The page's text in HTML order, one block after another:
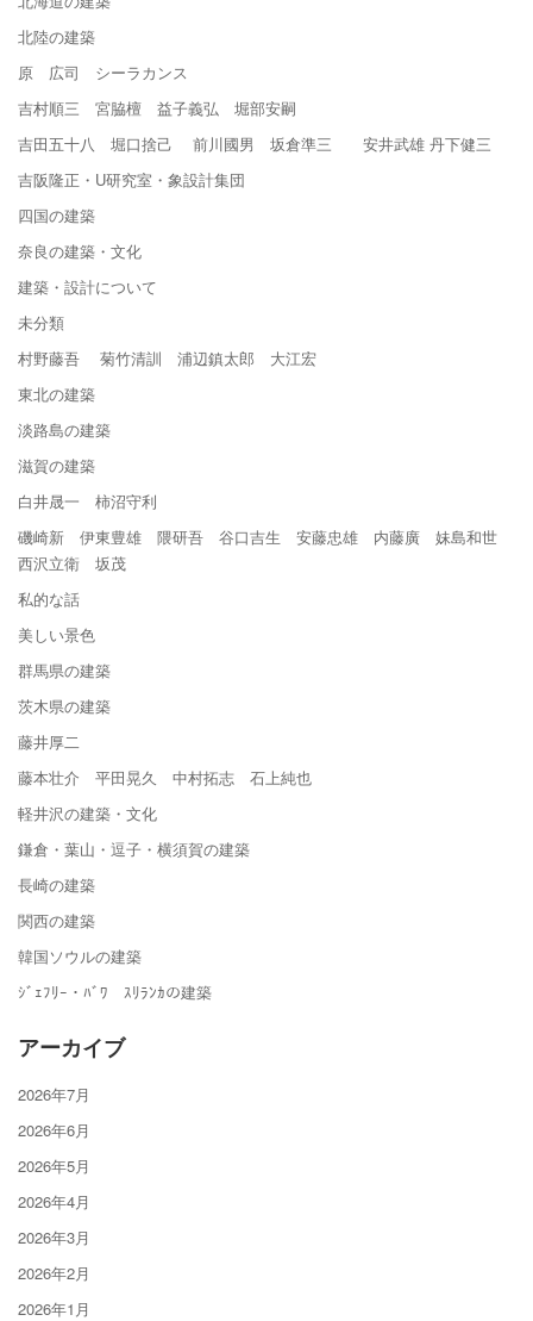
北陸の建築
原 広司 シーラカンス
吉村順三 宮脇檀 益子義弘 堀部安嗣
吉田五十八 堀口捨己 前川國男 坂倉準三 安井武雄 丹下健三
吉阪隆正・U研究室・象設計集団
四国の建築
奈良の建築・文化
建築・設計について
未分類
村野藤吾 菊竹清訓 浦辺鎮太郎 大江宏
東北の建築
淡路島の建築
滋賀の建築
白井晟一 柿沼守利
磯崎新 伊東豊雄 隈研吾 谷口吉生 安藤忠雄 内藤廣 妹島和世
西沢立衛 坂茂
私的な話
美しい景色
群馬県の建築
茨木県の建築
藤井厚二
藤本壮介 平田晃久 中村拓志 石上純也
軽井沢の建築・文化
鎌倉・葉山・逗子・横須賀の建築
長崎の建築
関西の建築
韓国ソウルの建築
ｼﾞｪﾌﾘｰ・ﾊﾞﾜ ｽﾘﾗﾝｶの建築
アーカイブ
2026年7月
2026年6月
2026年5月
2026年4月
2026年3月
2026年2月
2026年1月